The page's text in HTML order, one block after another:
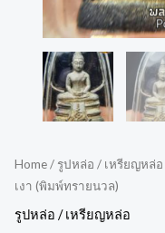
Home/ รูปหล่อ / เหรียญหล่อ
เงา (พิมพ์ทรายนวล)
รูปหล่อ / เหรียญหล่อ